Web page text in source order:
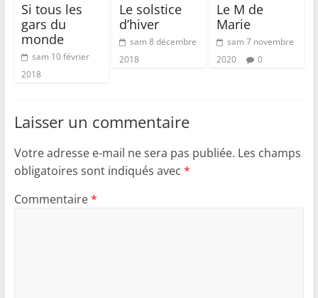
Si tous les
gars du
monde
sam 10 février
2018
Le solstice
d’hiver
sam 8 décembre
2018
Le M de
Marie
sam 7 novembre
2020
0
Laisser un commentaire
Votre adresse e-mail ne sera pas publiée. Les champs
obligatoires sont indiqués avec *
Commentaire*